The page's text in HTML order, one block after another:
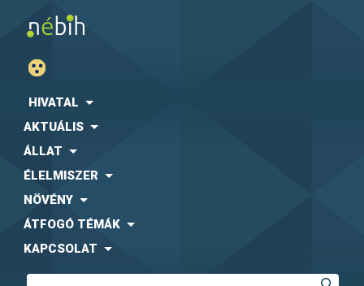
HIVATAL
AKTUÁLIS
ÁLLAT
ÉLELMISZER
NÖVÉNY
ÁTFOGÓ TÉMÁK
KAPCSOLAT